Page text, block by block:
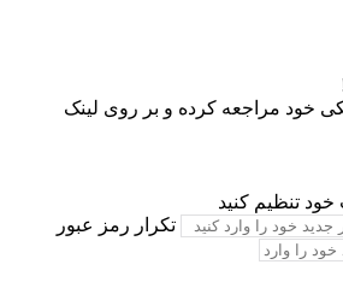
خود مراجعه کرده و بر روی لینک
تنظیم کنید
تکرار رمز عبور